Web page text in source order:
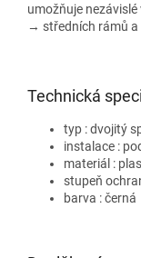
umožňuje
→ středních rámů
Technická
typ : dvojitý
instalace :
materiál :
stupeň
barva : černá